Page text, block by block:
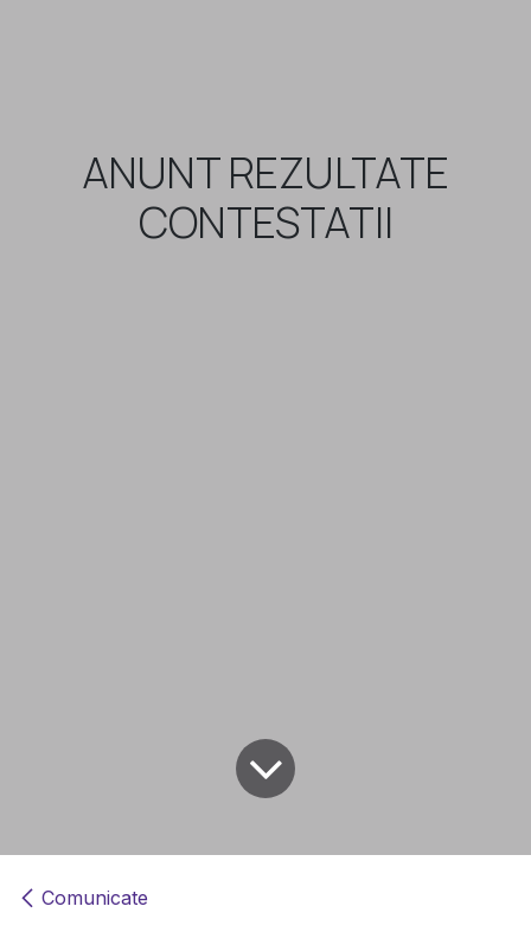
ANUNT REZULTATE
CONTESTATII
Comunicate